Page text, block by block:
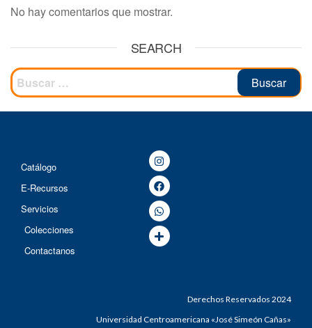
No hay comentarios que mostrar.
SEARCH
Catálogo
E-Recursos
Servicios
Colecciones
Contactanos
Derechos Reservados 2024
Universidad Centroamericana «José Simeón Cañas»